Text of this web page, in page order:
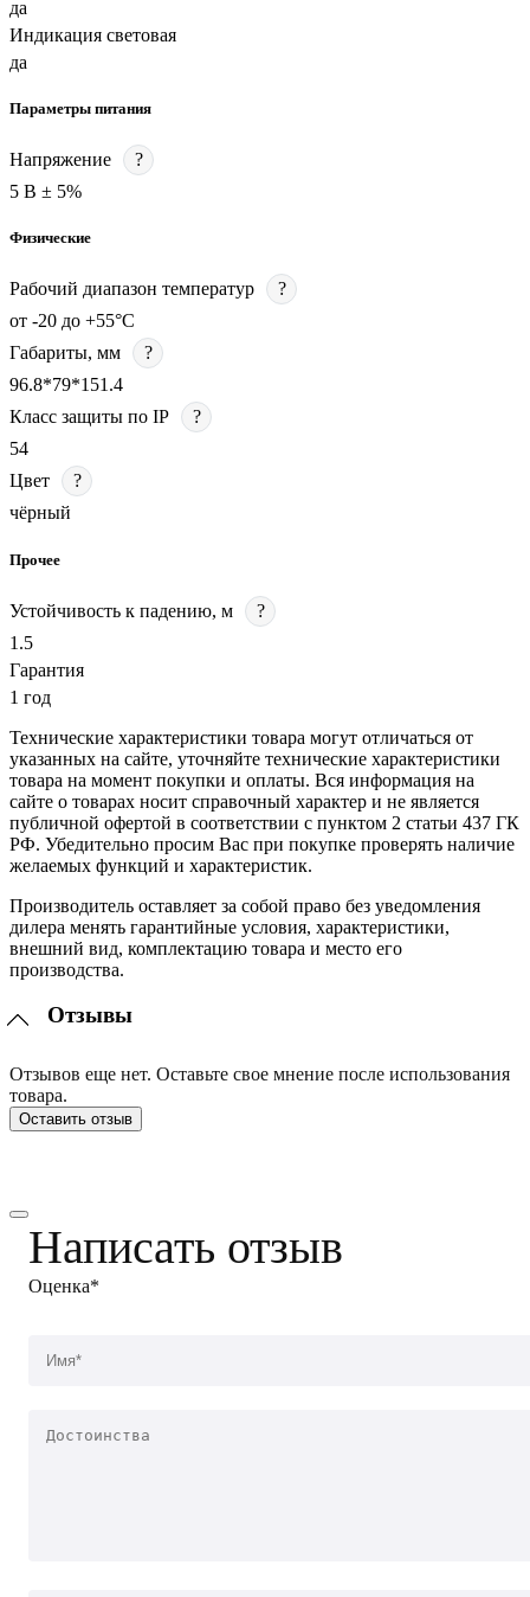
да
Индикация световая
да
Параметры питания
Напряжение
?
5 В ± 5%
Физические
Рабочий диапазон температур
?
от -20 до +55°C
Габариты, мм
?
96.8*79*151.4
Класс защиты по IP
?
54
Цвет
?
чёрный
Прочее
Устойчивость к падению, м
?
1.5
Гарантия
1 год
Технические характеристики товара могут отличаться от
указанных на сайте, уточняйте технические характеристики
товара на момент покупки и оплаты. Вся информация на
сайте о товарах носит справочный характер и не является
публичной офертой в соответствии с пунктом 2 статьи 437 ГК
РФ. Убедительно просим Вас при покупке проверять наличие
желаемых функций и характеристик.
Производитель оставляет за собой право без уведомления
дилера менять гарантийные условия, характеристики,
внешний вид, комплектацию товара и место его
производства.
Отзывы
Отзывов еще нет. Оставьте свое мнение после использования
товара.
Оставить отзыв
Написать отзыв
Оценка*